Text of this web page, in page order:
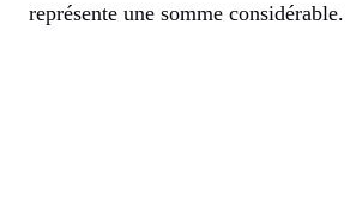
représente une somme considérable.